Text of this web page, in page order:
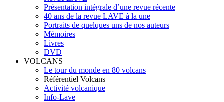
Présentation intégrale d’une revue récente
40 ans de la revue LAVE à la une
Portraits de quelques uns de nos auteurs
Mémoires
Livres
DVD
VOLCANS+
Le tour du monde en 80 volcans
Référentiel Volcans
Activité volcanique
Info-Lave